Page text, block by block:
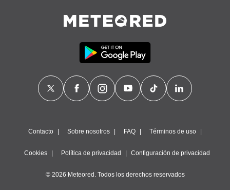
Contacto Sobre nosotros FAQ Términos de uso
Cookies Política de privacidad Configuración de privacidad
© 2026 Meteored. Todos los derechos reservados